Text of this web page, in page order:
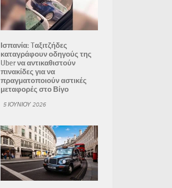
Ισπανία: Tαξιτζήδες
καταγράφουν οδηγούς της
Uber να αντικαθιστούν
πινακίδες για να
πραγματοποιούν αστικές
μεταφορές στο Βίγο
5 ΙΟΥΝΊΟΥ 2026